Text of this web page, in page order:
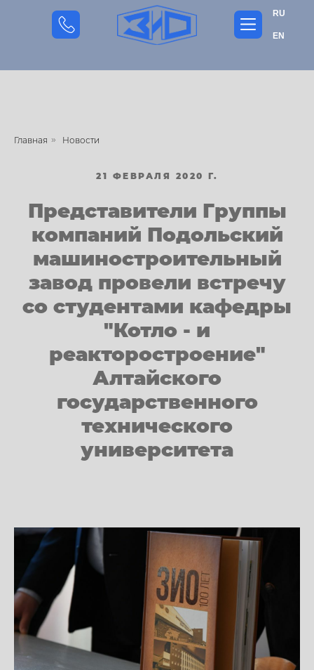
RU
EN
Главная » Новости
21 ФЕВРАЛЯ 2020 Г.
Представители Группы
компаний Подольский
машиностроительный
завод провели встречу
со студентами кафедры
"Котло - и
реакторостроение"
Алтайского
государственного
технического
университета